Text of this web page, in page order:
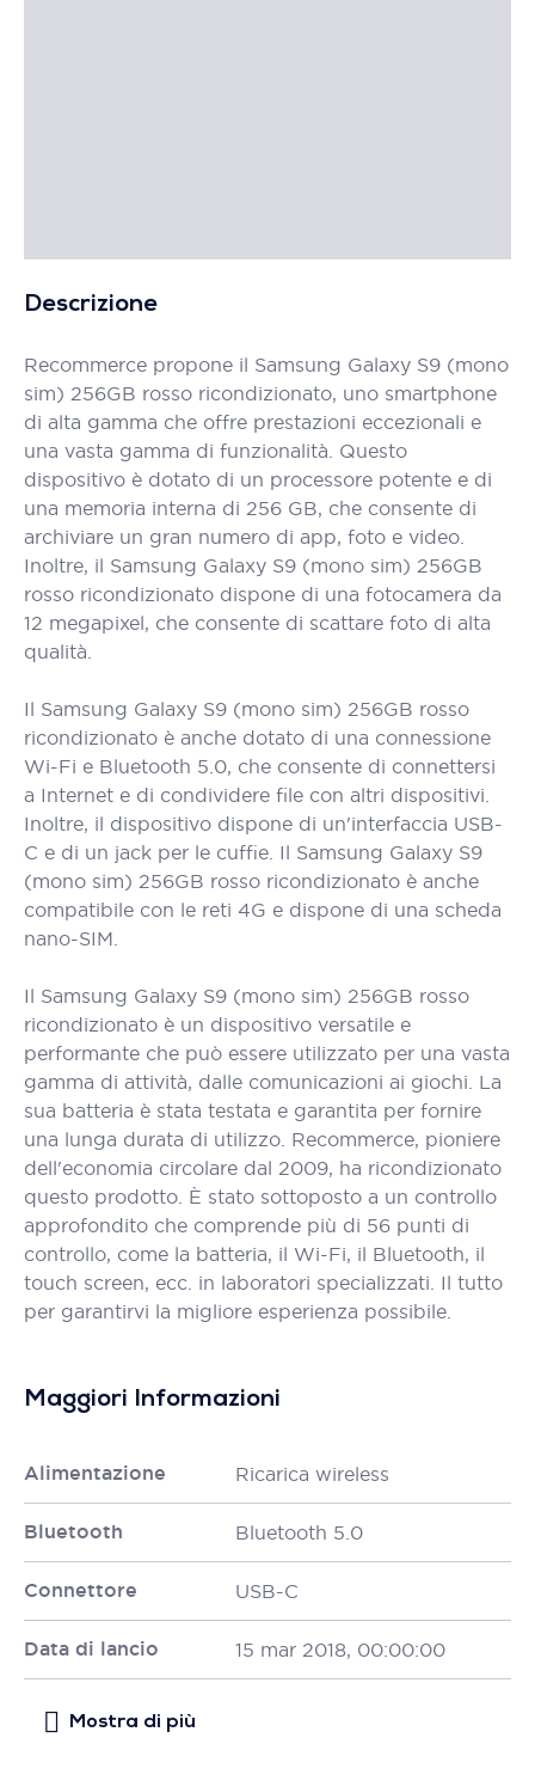
Descrizione
Recommerce propone il Samsung Galaxy S9 (mono
sim) 256GB rosso ricondizionato, uno smartphone
di alta gamma che offre prestazioni eccezionali e
una vasta gamma di funzionalità. Questo
dispositivo è dotato di un processore potente e di
una memoria interna di 256 GB, che consente di
archiviare un gran numero di app, foto e video.
Inoltre, il Samsung Galaxy S9 (mono sim) 256GB
rosso ricondizionato dispone di una fotocamera da
12 megapixel, che consente di scattare foto di alta
qualità.
Il Samsung Galaxy S9 (mono sim) 256GB rosso
ricondizionato è anche dotato di una connessione
Wi-Fi e Bluetooth 5.0, che consente di connettersi
a Internet e di condividere file con altri dispositivi.
Inoltre, il dispositivo dispone di un'interfaccia USB-
C e di un jack per le cuffie. Il Samsung Galaxy S9
(mono sim) 256GB rosso ricondizionato è anche
compatibile con le reti 4G e dispone di una scheda
nano-SIM.
Il Samsung Galaxy S9 (mono sim) 256GB rosso
ricondizionato è un dispositivo versatile e
performante che può essere utilizzato per una vasta
gamma di attività, dalle comunicazioni ai giochi. La
sua batteria è stata testata e garantita per fornire
una lunga durata di utilizzo. Recommerce, pioniere
dell'economia circolare dal 2009, ha ricondizionato
questo prodotto. È stato sottoposto a un controllo
approfondito che comprende più di 56 punti di
controllo, come la batteria, il Wi-Fi, il Bluetooth, il
touch screen, ecc. in laboratori specializzati. Il tutto
per garantirvi la migliore esperienza possibile.
Maggiori Informazioni
Alimentazione Ricarica wireless
Bluetooth Bluetooth 5.0
Connettore USB-C
Data di lancio 15 mar 2018, 00:00:00